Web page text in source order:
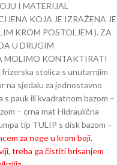
I MATERIJAL
KOJA JE IZRAŽENA JE
KROM POSTOLJEM ). ZA
U DRUGIM
MOLIMO KONTAKTIRATI
stolica s unutarnjim
na sjedalu za jednostavno
pauk ili kvadratnom bazom –
– crna mat Hidraulična
tip TULIP s disk bazom –
za noge u krom boji.
treba ga čistiti brisanjem